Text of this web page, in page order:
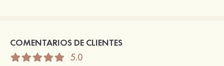
COMENTARIOS DE CLIENTES
5.0